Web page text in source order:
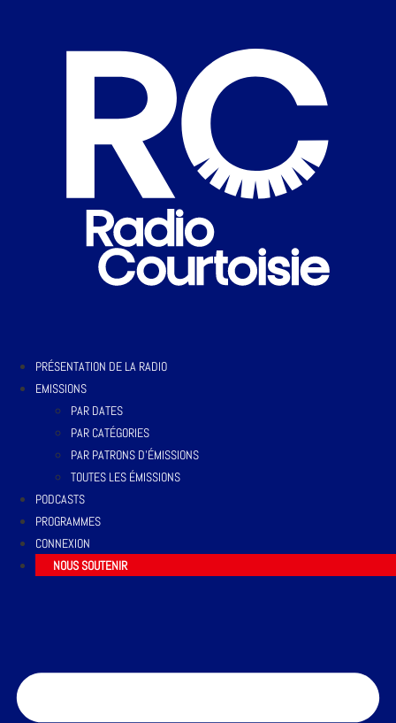
PRÉSENTATION DE LA RADIO
EMISSIONS
PAR DATES
PAR CATÉGORIES
PAR PATRONS D’ÉMISSIONS
TOUTES LES ÉMISSIONS
PODCASTS
PROGRAMMES
CONNEXION
NOUS SOUTENIR